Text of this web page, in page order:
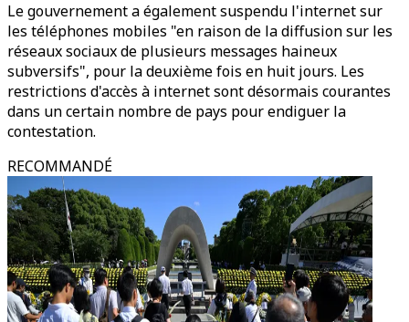
Le gouvernement a également suspendu l'internet sur
les téléphones mobiles "en raison de la diffusion sur les
réseaux sociaux de plusieurs messages haineux
subversifs", pour la deuxième fois en huit jours. Les
restrictions d'accès à internet sont désormais courantes
dans un certain nombre de pays pour endiguer la
contestation.
RECOMMANDÉ